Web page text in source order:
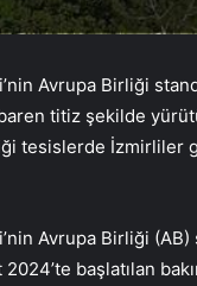
Avrupa Birliği
titiz şekilde
tesislerde İzmirliler
Avrupa Birliği
başlatılan